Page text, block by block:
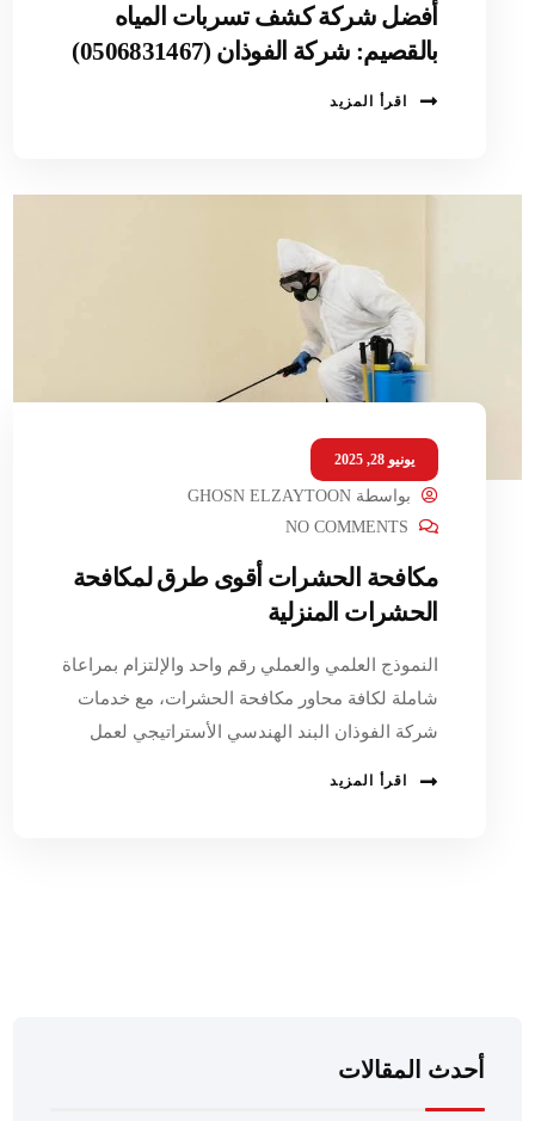
أفضل شركة كشف تسربات المياه
بالقصيم: شركة الفوذان (0506831467)
اقرأ المزيد
يونيو 28, 2025
بواسطةGHOSN ELZAYTOON
NO COMMENTS
مكافحة الحشرات أقوى طرق لمكافحة
الحشرات المنزلية
النموذج العلمي والعملي رقم واحد والإلتزام بمراعاة
شاملة لكافة محاور مكافحة الحشرات، مع خدمات
شركة الفوذان البند الهندسي الأستراتيجي لعمل
اقرأ المزيد
أحدث المقالات